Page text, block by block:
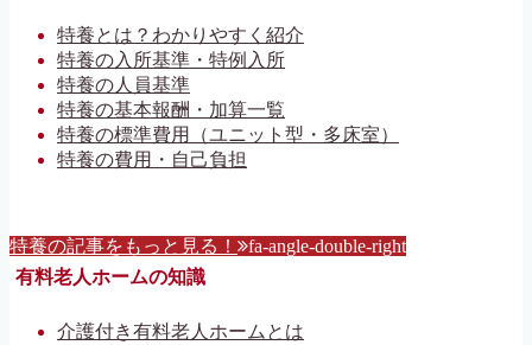
特養とは？わかりやすく紹介
特養の入所基準・特例入所
特養の人員基準
特養の基本報酬・加算一覧
特養の標準費用（ユニット型・多床室）
特養の費用・自己負担
特養の記事をもっと見る！ fa-angle-double-right
有料老人ホームの知識
介護付き有料老人ホームとは